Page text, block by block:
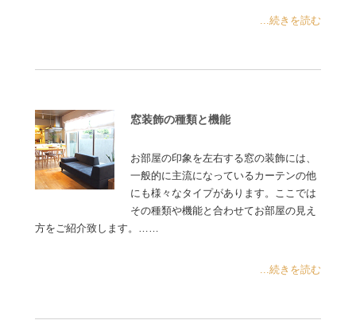
...続きを読む
窓装飾の種類と機能
お部屋の印象を左右する窓の装飾には、
一般的に主流になっているカーテンの他
にも様々なタイプがあります。ここでは
その種類や機能と合わせてお部屋の見え
方をご紹介致します。……
...続きを読む